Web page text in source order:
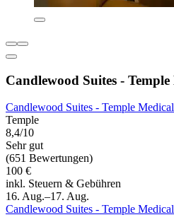
Candlewood Suites -
Candlewood Suites - Temple
Temple
8,4/10
Sehr gut
(651 Bewertungen)
100 €
inkl. Steuern & Gebühren
16. Aug.–17. Aug.
Candlewood Suites - Temple